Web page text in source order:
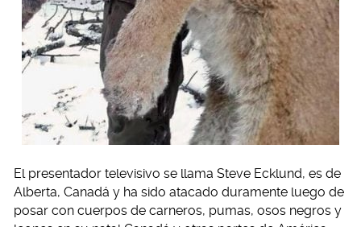
El presentador televisivo se llama Steve Ecklund, es de
Alberta, Canadá y ha sido atacado duramente luego de
posar con cuerpos de carneros, pumas, osos negros y